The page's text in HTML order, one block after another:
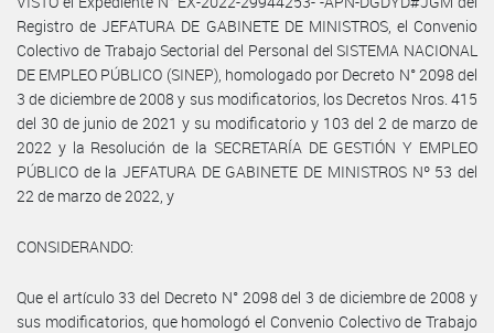
Registro de JEFATURA DE GABINETE DE MINISTROS, el Convenio
Colectivo de Trabajo Sectorial del Personal del SISTEMA NACIONAL
DE EMPLEO PÚBLICO (SINEP), homologado por Decreto N° 2098 del
3 de diciembre de 2008 y sus modificatorios, los Decretos Nros. 415
del 30 de junio de 2021 y su modificatorio y 103 del 2 de marzo de
2022 y la Resolución de la SECRETARÍA DE GESTIÓN Y EMPLEO
PÚBLICO de la JEFATURA DE GABINETE DE MINISTROS Nº 53 del
22 de marzo de 2022, y
CONSIDERANDO:
Que el artículo 33 del Decreto N° 2098 del 3 de diciembre de 2008 y
sus modificatorios, que homologó el Convenio Colectivo de Trabajo